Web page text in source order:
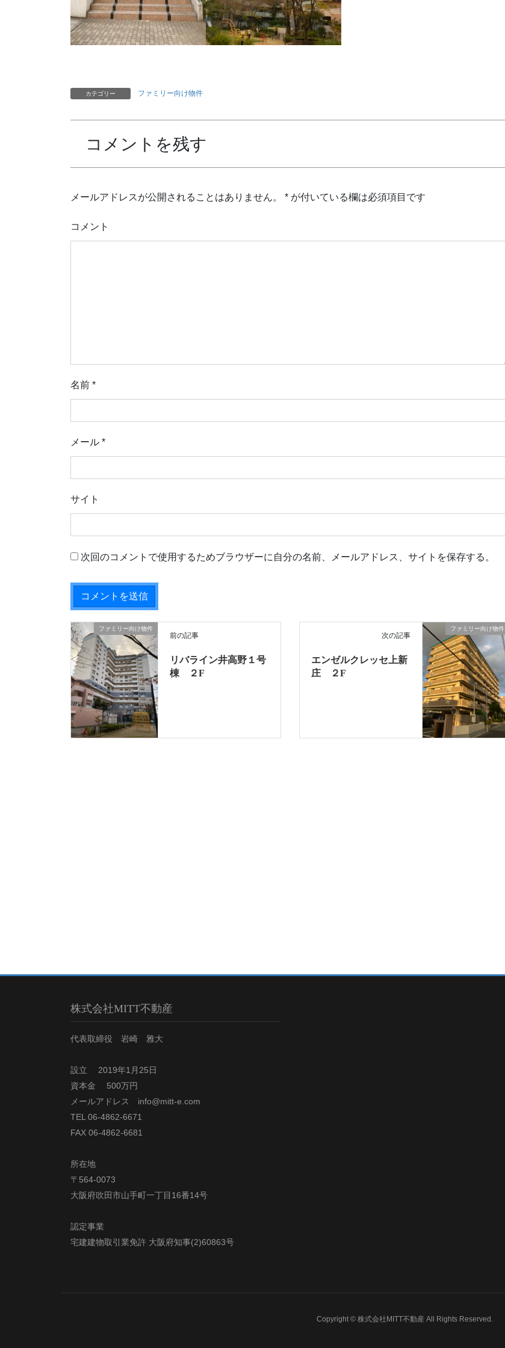
カテゴリー ファミリー向け物件
コメントを残す
メールアドレスが公開されることはありません。 * が付いている欄は必須項目です
コメント
名前 *
メール *
サイト
次回のコメントで使用するためブラウザーに自分の名前、メールアドレス、サイトを保存する。
ファミリー向け物件
前の記事
リバライン井高野１号
棟 ２F
ファミリー向け物件
次の記事
エンゼルクレッセ上新
庄 ２F
株式会社MITT不動産
代表取締役 岩崎 雅大
設立 2019年1月25日
資本金 500万円
メールアドレス info@mitt-e.com
TEL 06-4862-6671
FAX 06-4862-6681
所在地
〒564-0073
大阪府吹田市山手町一丁目16番14号
認定事業
宅建建物取引業免許 大阪府知事(2)60863号
Copyright © 株式会社MITT不動産 All Rights Reserved.